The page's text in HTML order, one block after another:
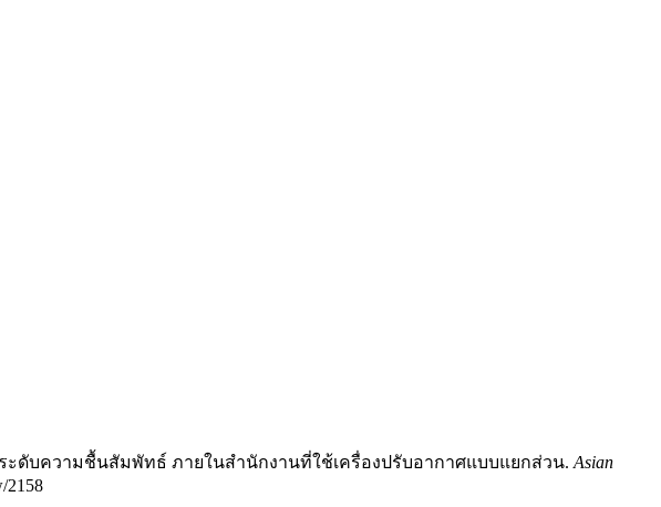
อระดับความชื้นสัมพัทธ์ ภายในสำนักงานที่ใช้เครื่องปรับอากาศแบบแยกส่วน. Asian
2158